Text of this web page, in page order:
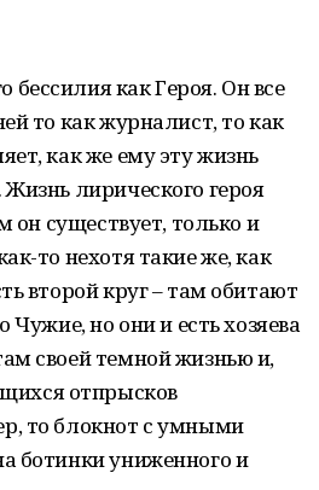
бессилия как Героя. Он все
то как журналист, то как
как же ему эту жизнь
лирического героя
он существует, только и
то нехотя такие же, как
второй круг – там обитают
но они и есть хозяева
своей темной жизнью и,
отпрысков
то блокнот с умными
ботинки униженного и